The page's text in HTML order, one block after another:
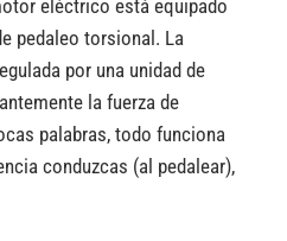
eléctrico está equipado
pedaleo torsional. La
por una unidad de
la fuerza de
palabras, todo funciona
conduzcas (al pedalear),